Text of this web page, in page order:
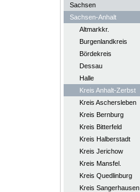
Sachsen
Sachsen-Anhalt
Altmarkkr.
Burgenlandkreis
Bördekreis
Dessau
Halle
Kreis Anhalt-Zerbst
Kreis Aschersleben
Kreis Bernburg
Kreis Bitterfeld
Kreis Halberstadt
Kreis Jerichow
Kreis Mansfel.
Kreis Quedlinburg
Kreis Sangerhausen